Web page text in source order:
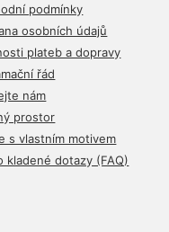
podmínky
osobních údajů
plateb a dopravy
řád
nám
prostor
s vlastním motivem
kladené dotazy (FAQ)